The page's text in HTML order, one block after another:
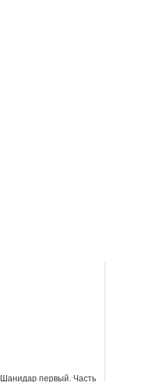
Шанидар первый. Часть